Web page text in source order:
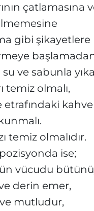
çatlamasına
gibi
ve sabunla
temiz olmalı,
etrafındaki
temiz olmalıdır.
ise;
vücudu
derin emer,
mutludur,